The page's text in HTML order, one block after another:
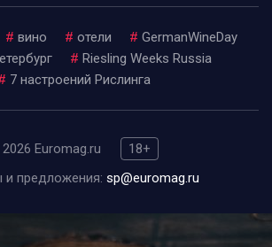
# вино # отели # GermanWineDay
# Riesling Weeks Russia
7 настроений Рислинга
Euromag.ru
18+
и предложения: sp@euromag.ru